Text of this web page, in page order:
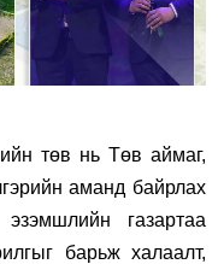
төв нь Төв аймаг,
аманд байрлах
газартаа
барьж халаалт,